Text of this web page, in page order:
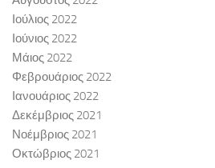
Ιούλιος 2022
Ιούνιος 2022
Μάιος 2022
Φεβρουάριος 2022
Ιανουάριος 2022
Δεκέμβριος 2021
Νοέμβριος 2021
Οκτώβριος 2021